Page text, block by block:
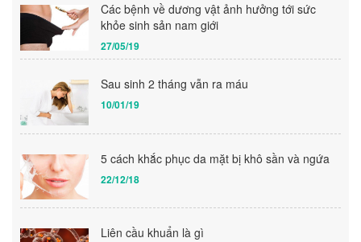
Các bệnh về dương vật ảnh hưởng tới sức
khỏe sinh sản nam giới
27/05/19
Sau sinh 2 tháng vẫn ra máu
10/01/19
5 cách khắc phục da mặt bị khô sần và ngứa
22/12/18
Liên cầu khuẩn là gì